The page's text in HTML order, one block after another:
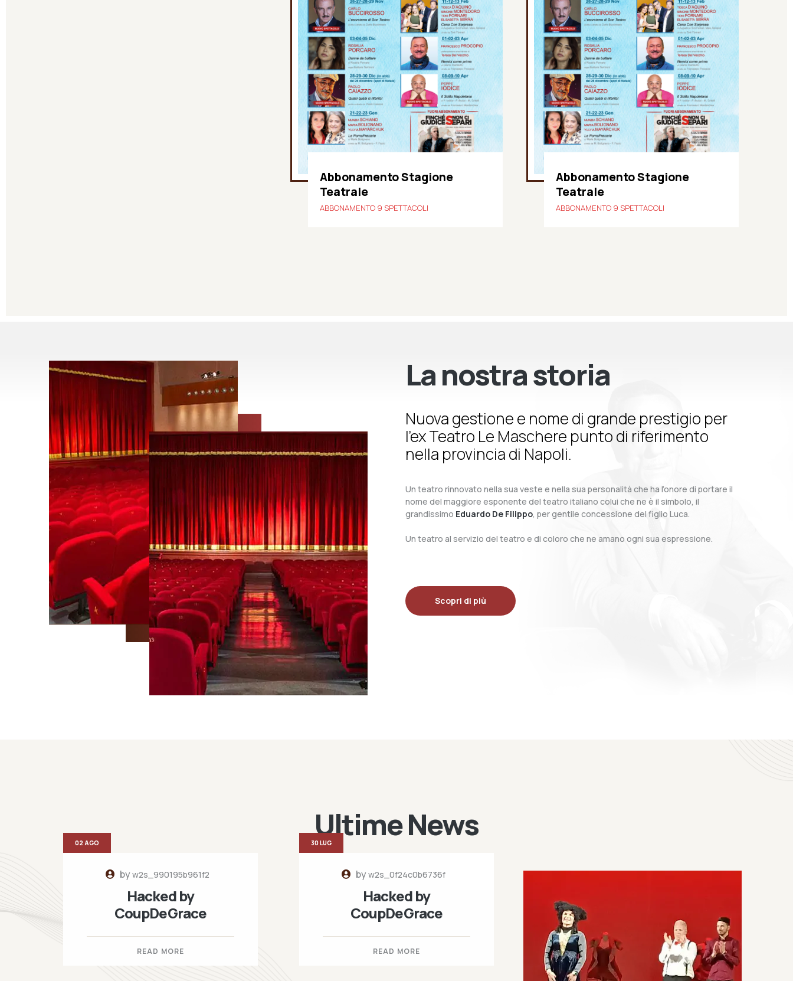
Abbonamento Stagione
Teatrale
ABBONAMENTO 9 SPETTACOLI
Abbonamento Stagione
Teatrale
ABBONAMENTO 9 SPETTACOLI
La nostra storia
Nuova gestione e nome di grande prestigio per
l’ex Teatro Le Maschere punto di riferimento
nella provincia di Napoli.
Un teatro rinnovato nella sua veste e nella sua personalità che ha l’onore di portare il
nome del maggiore esponente del teatro italiano colui che ne è il simbolo, il
grandissimo Eduardo De Filippo, per gentile concessione del figlio Luca.
Un teatro al servizio del teatro e di coloro che ne amano ogni sua espressione.
Scopri di più
Ultime News
byw2s_990195b961f2
Hacked by
CoupDeGrace
READ MORE
02 AGO
byw2s_0f24c0b6736f
Hacked by
CoupDeGrace
READ MORE
30 LUG